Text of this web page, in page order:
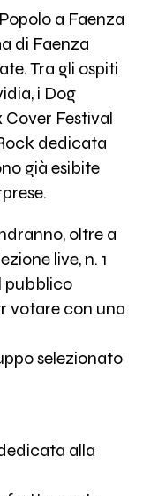
a Faenza
di Faenza
Tra gli ospiti
i Dog
Festival
dedicata
già esibite
oltre a
live, n. 1
pubblico
votare con una
selezionato
alla